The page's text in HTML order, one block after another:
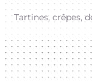
Tartines, crêpes,